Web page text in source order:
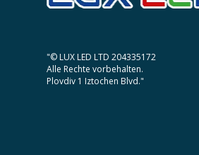
"© LUX LED LTD 204335172
Alle Rechte vorbehalten.
Plovdiv 1 Iztochen Blvd."